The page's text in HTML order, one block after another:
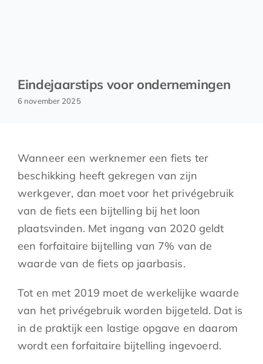
Eindejaarstips voor ondernemingen
6 november 2025
Wanneer een werknemer een fiets ter
beschikking heeft gekregen van zijn
werkgever, dan moet voor het privégebruik
van de fiets een bijtelling bij het loon
plaatsvinden. Met ingang van 2020 geldt
een forfaitaire bijtelling van 7% van de
waarde van de fiets op jaarbasis.
Tot en met 2019 moet de werkelijke waarde
van het privégebruik worden bijgeteld. Dat is
in de praktijk een lastige opgave en daarom
wordt een forfaitaire bijtelling ingevoerd.